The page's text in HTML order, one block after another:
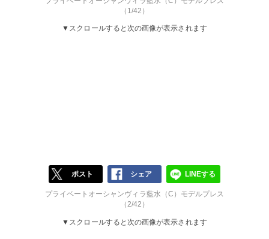
（1/42）
▼スクロールすると次の画像が表示されます
ポスト シェア LINEする
プライベートオーシャンヴィラ藍水（C）モデルプレス
（2/42）
▼スクロールすると次の画像が表示されます